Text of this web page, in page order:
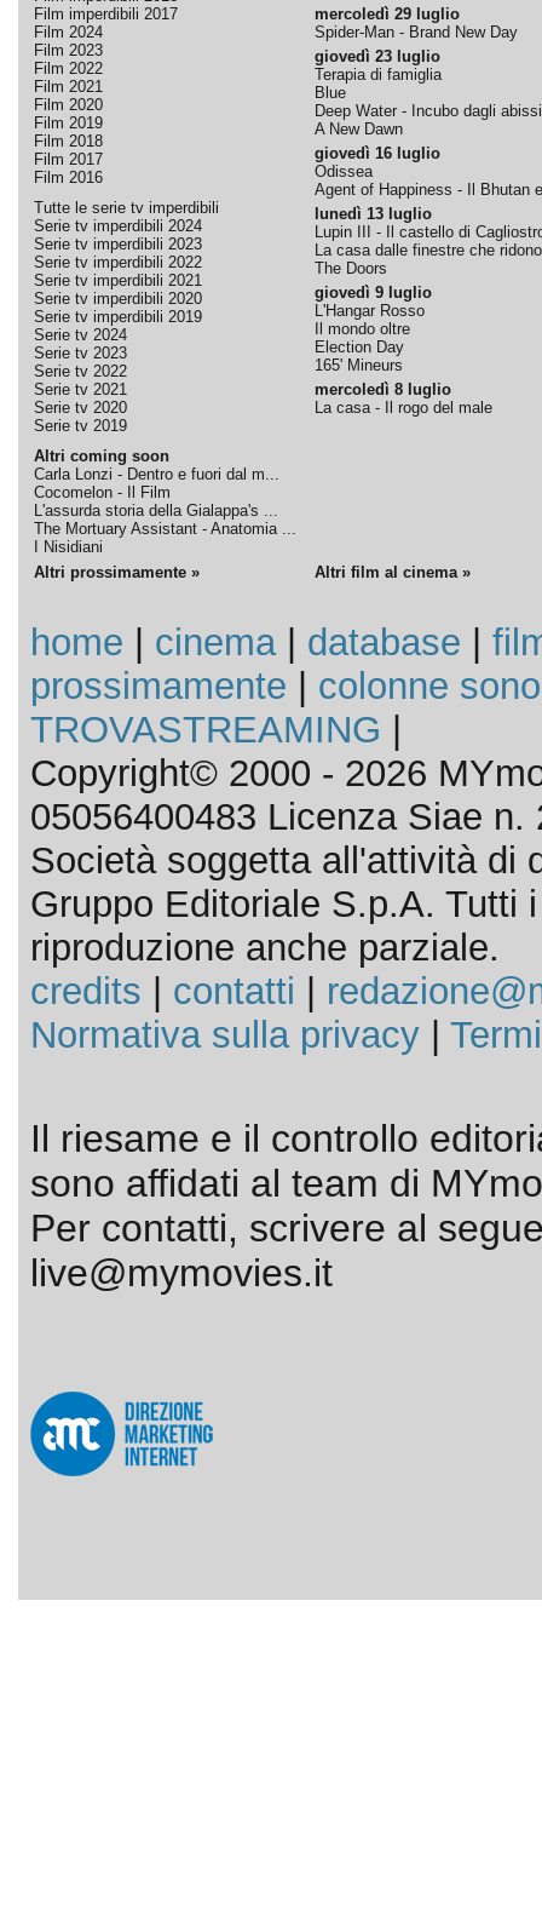
Film imperdibili 2017
Film 2024
Film 2023
Film 2022
Film 2021
Film 2020
Film 2019
Film 2018
Film 2017
Film 2016
Tutte le serie tv imperdibili
Serie tv imperdibili 2024
Serie tv imperdibili 2023
Serie tv imperdibili 2022
Serie tv imperdibili 2021
Serie tv imperdibili 2020
Serie tv imperdibili 2019
Serie tv 2024
Serie tv 2023
Serie tv 2022
Serie tv 2021
Serie tv 2020
Serie tv 2019
Altri coming soon
Carla Lonzi - Dentro e fuori dal m...
Cocomelon - Il Film
L'assurda storia della Gialappa's ...
The Mortuary Assistant - Anatomia ...
I Nisidiani
mercoledì 29 luglio
Spider-Man - Brand New Day
giovedì 23 luglio
Terapia di famiglia
Blue
Deep Water - Incubo dagli abissi
A New Dawn
giovedì 16 luglio
Odissea
Agent of Happiness - Il Bhutan
lunedì 13 luglio
Lupin III - Il castello di
La casa dalle finestre che ridono
The Doors
giovedì 9 luglio
L'Hangar Rosso
Il mondo oltre
Election Day
165' Mineurs
mercoledì 8 luglio
La casa - Il rogo del male
Altri prossimamente » Altri film al cinema »
home cinema| database
prossimamente
colonne
TROVASTREAMING
Copyright© 2000 - 2026
05056400483 Licenza Siae n.
Società soggetta all'attività di
Gruppo Editoriale S.p.A. Tutti
riproduzione anche parziale.
credits
contatti
Normativa sulla privacy|
Il riesame e il controllo
sono affidati al team di
Per contatti, scrivere al
live@mymovies.it